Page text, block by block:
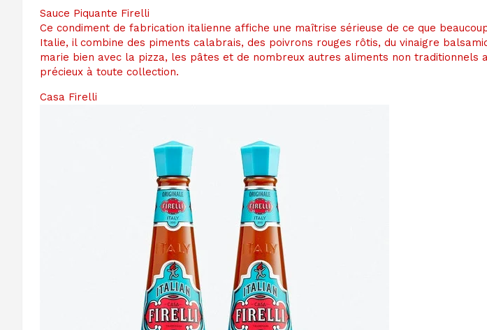
Sauce Piquante Firelli
Ce condiment de fabrication italienne affiche une maîtrise sérieuse de ce que
Italie, il combine des piments calabrais, des poivrons rouges rôtis, du vinaigre
marie bien avec la pizza, les pâtes et de nombreux autres aliments non traditionnels
précieux à toute collection.
Casa Firelli